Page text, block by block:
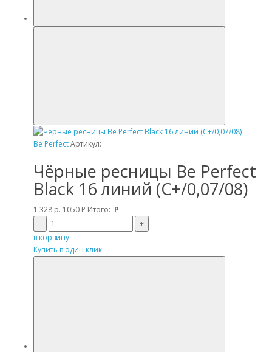
Be PerfectАртикул:
Чёрные ресницы Be Perfect
Black 16 линий (C+/0,07/08)
1 328 р. 1050 Р Итого: Р
–
+
в корзину
Купить в один клик